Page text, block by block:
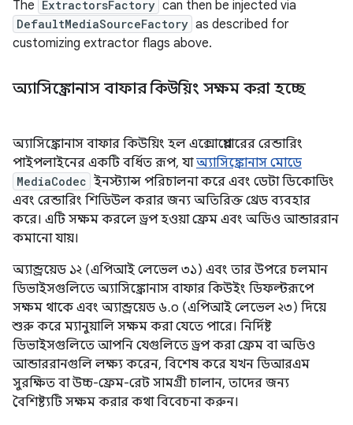
The ExtractorsFactory can then be injected via
DefaultMediaSourceFactory as described for
customizing extractor flags above.
অ্যাসিঙ্ক্রোনাস বাফার কিউয়িং সক্ষম করা হচ্ছে
অ্যাসিঙ্ক্রোনাস বাফার কিউয়িং হল এক্সোপ্লেয়ারের রেন্ডারিং
পাইপলাইনের একটি বর্ধিত রূপ, যাঅ্যাসিঙ্ক্রোনাস মোডে
MediaCodec ইনস্ট্যান্স পরিচালনা করে এবং ডেটা ডিকোডিং
এবং রেন্ডারিং শিডিউল করার জন্য অতিরিক্ত থ্রেড ব্যবহার
করে। এটি সক্ষম করলে ড্রপ হওয়া ফ্রেম এবং অডিও আন্ডাররান
কমানো যায়।
অ্যান্ড্রয়েড ১২ (এপিআই লেভেল ৩১) এবং তার উপরে চলমান
ডিভাইসগুলিতে অ্যাসিঙ্ক্রোনাস বাফার কিউইং ডিফল্টরূপে
সক্ষম থাকে এবং অ্যান্ড্রয়েড ৬.০ (এপিআই লেভেল ২৩) দিয়ে
শুরু করে ম্যানুয়ালি সক্ষম করা যেতে পারে। নির্দিষ্ট
ডিভাইসগুলিতে আপনি যেগুলিতে ড্রপ করা ফ্রেম বা অডিও
আন্ডাররানগুলি লক্ষ্য করেন, বিশেষ করে যখন ডিআরএম
সুরক্ষিত বা উচ্চ-ফ্রেম-রেট সামগ্রী চালান, তাদের জন্য
বৈশিষ্ট্যটি সক্ষম করার কথা বিবেচনা করুন।